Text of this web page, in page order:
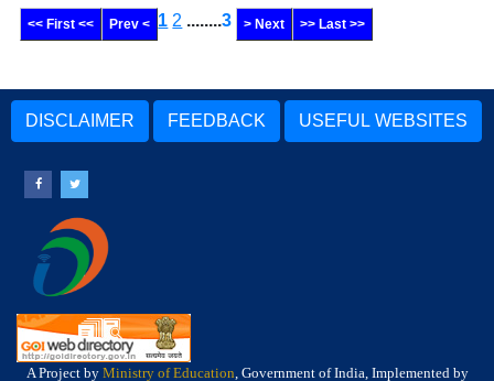
<< First << Prev < 1 2 ........3 > Next >> Last >>
DISCLAIMER FEEDBACK USEFUL WEBSITES
A Project by Ministry of Education, Government of India, Implemented by